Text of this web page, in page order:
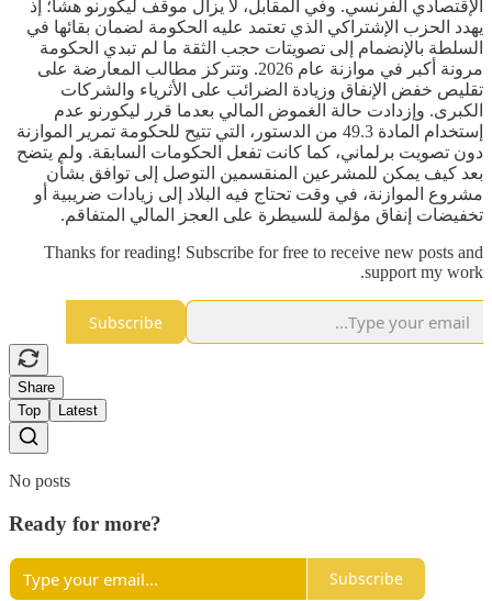
الإقتصادي الفرنسي. وفي المقابل، لا يزال موقف ليكورنو هشا؛ إذ
يهدد الحزب الإشتراكي الذي تعتمد عليه الحكومة لضمان بقائها في
السلطة بالإنضمام إلى تصويتات حجب الثقة ما لم تبدي الحكومة
مرونة أكبر في موازنة عام 2026. وتتركز مطالب المعارضة على
تقليص خفض الإنفاق وزيادة الضرائب على الأثرياء والشركات
الكبرى. وإزدادت حالة الغموض المالي بعدما قرر ليكورنو عدم
إستخدام المادة 49.3 من الدستور، التي تتيح للحكومة تمرير الموازنة
دون تصويت برلماني، كما كانت تفعل الحكومات السابقة. ولم يتضح
بعد كيف يمكن للمشرعين المنقسمين التوصل إلى توافق بشأن
مشروع الموازنة، في وقت تحتاج فيه البلاد إلى زيادات ضريبية أو
تخفيضات إنفاق مؤلمة للسيطرة على العجز المالي المتفاقم.
Thanks for reading! Subscribe for free to receive new posts and
support my work.
Subscribe
Share
Top
Latest
No posts
Ready for more?
Subscribe